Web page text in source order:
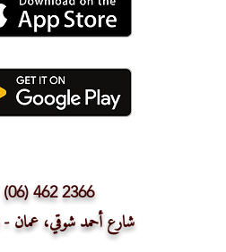
(06) 462 2366
شارع أحمد شوقي، عمان